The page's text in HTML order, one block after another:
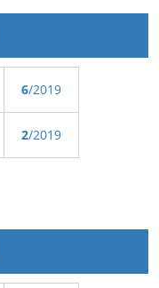
6/2019
2/2019